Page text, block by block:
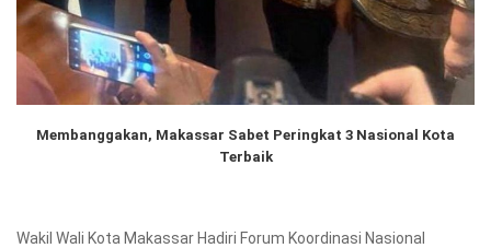
Membanggakan, Makassar Sabet Peringkat 3 Nasional Kota
Terbaik
Wakil Wali Kota Makassar Hadiri Forum Koordinasi Nasional